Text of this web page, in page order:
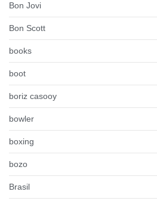
Bon Jovi
Bon Scott
books
boot
boriz casooy
bowler
boxing
bozo
Brasil